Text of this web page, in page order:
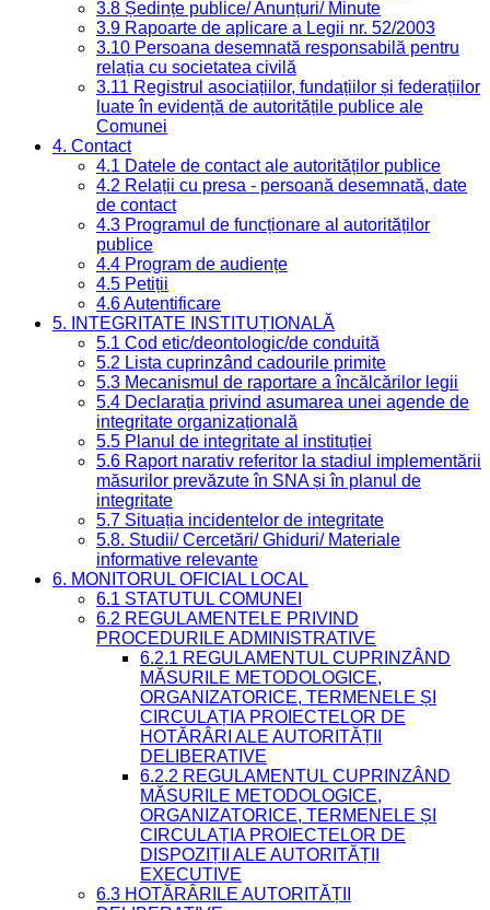
3.8 Ședințe publice/ Anunțuri/ Minute
3.9 Rapoarte de aplicare a Legii nr. 52/2003
3.10 Persoana desemnată responsabilă pentru
relația cu societatea civilă
3.11 Registrul asociațiilor, fundațiilor și federațiilor
luate în evidență de autoritățile publice ale
Comunei
4. Contact
4.1 Datele de contact ale autorităților publice
4.2 Relații cu presa - persoană desemnată, date
de contact
4.3 Programul de funcționare al autorităților
publice
4.4 Program de audiențe
4.5 Petiții
4.6 Autentificare
5. INTEGRITATE INSTITUȚIONALĂ
5.1 Cod etic/deontologic/de conduită
5.2 Lista cuprinzând cadourile primite
5.3 Mecanismul de raportare a încălcărilor legii
5.4 Declarația privind asumarea unei agende de
integritate organizațională
5.5 Planul de integritate al instituției
5.6 Raport narativ referitor la stadiul implementării
măsurilor prevăzute în SNA și în planul de
integritate
5.7 Situația incidentelor de integritate
5.8. Studii/ Cercetări/ Ghiduri/ Materiale
informative relevante
6. MONITORUL OFICIAL LOCAL
6.1 STATUTUL COMUNEI
6.2 REGULAMENTELE PRIVIND
PROCEDURILE ADMINISTRATIVE
6.2.1 REGULAMENTUL CUPRINZÂND
MĂSURILE METODOLOGICE,
ORGANIZATORICE, TERMENELE ȘI
CIRCULAȚIA PROIECTELOR DE
HOTĂRÂRI ALE AUTORITĂȚII
DELIBERATIVE
6.2.2 REGULAMENTUL CUPRINZÂND
MĂSURILE METODOLOGICE,
ORGANIZATORICE, TERMENELE ȘI
CIRCULAȚIA PROIECTELOR DE
DISPOZIȚII ALE AUTORITĂȚII
EXECUTIVE
6.3 HOTĂRÂRILE AUTORITĂȚII